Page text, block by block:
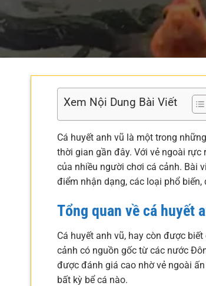
Xem Nội Dung Bài Viết
Cá huyết anh vũ là một trong
thời gian gần đây. Với vẻ ngoài
của nhiều người chơi cá cảnh. Bài
điểm nhận dạng, các loại phổ
Tổng quan về cá huyết
Cá huyết anh vũ, hay còn được
cảnh có nguồn gốc từ các nước
được đánh giá cao nhờ vẻ ngoài
bất kỳ bể cá nào.